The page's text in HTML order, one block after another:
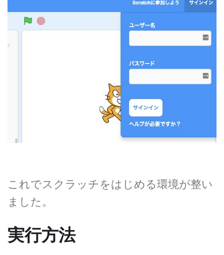
これでスクラッチをはじめる環境が整い
ました。
実行方法